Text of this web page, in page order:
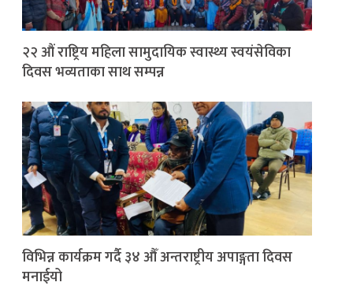
२२ औं राष्ट्रिय महिला सामुदायिक स्वास्थ्य स्वयंसेविका
दिवस भव्यताका साथ सम्पन्न
विभिन्न कार्यक्रम गर्दै ३४ औँ अन्तराष्ट्रीय अपाङ्गता दिवस
मनाईयो